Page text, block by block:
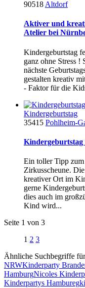
90518 Altdorf
Aktiver und
Atelier bei
Kindergeburtstag
ganz ohne Stress
nächste
gestalten kreativ
- Faktor für die
Kindergeburtstag
35415 Pohlheim-
Kindergeburtstag
Ein toller Tipp
Zirkusscheune.
kreativer Ort im
gerne
dies auch im
Kind wird...
Seite 1 von 3
1 2 3
Ähnliche Suchbegriffe
NRWKinderparty
HamburgNicoles
Kinderpartys Hambureg